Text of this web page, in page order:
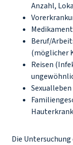
Anzahl,
Beruf/
(möglicher
Reisen
Die